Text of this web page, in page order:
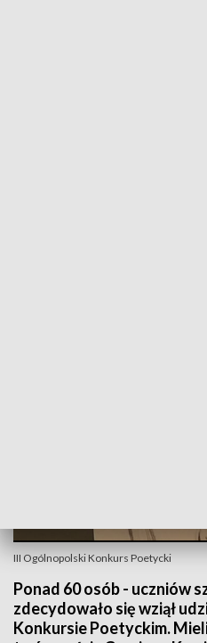
III Ogólnopolski Konkurs Poetycki
Ponad 60 osób - uczniów
zdecydowało się wziął
Konkursie Poetyckim.